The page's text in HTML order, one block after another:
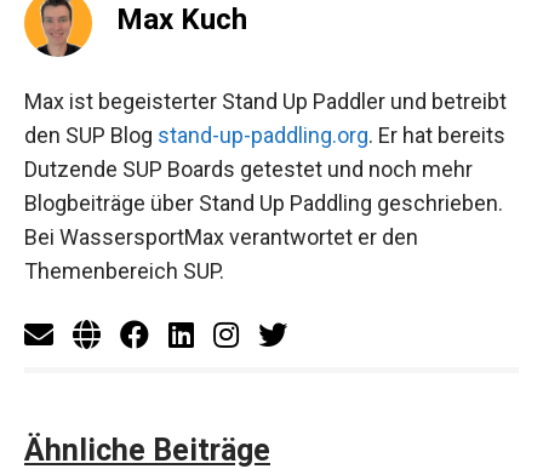
Max Kuch
Max ist begeisterter Stand Up Paddler und betreibt
den SUP Blog stand-up-paddling.org. Er hat bereits
Dutzende SUP Boards getestet und noch mehr
Blogbeiträge über Stand Up Paddling geschrieben.
Bei WassersportMax verantwortet er den
Themenbereich SUP.
Ähnliche Beiträge